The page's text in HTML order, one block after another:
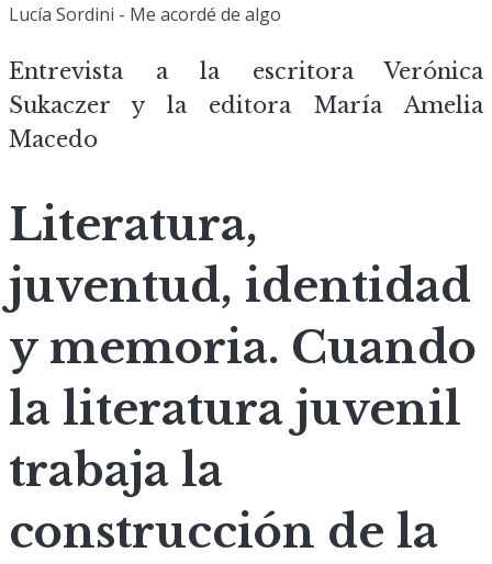
Lucía Sordini - Me acordé de algo
Entrevista a la escritora Verónica
Sukaczer y la editora María Amelia
Macedo
Literatura,
juventud, identidad
y memoria. Cuando
la literatura juvenil
trabaja la
construcción de la